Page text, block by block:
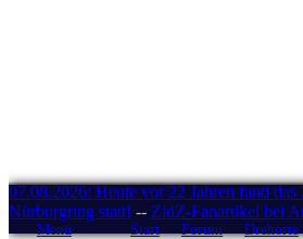
07.08.2026: Heute vor 22 Jahren fand
Nürburgring statt! -- ZidZ-Fanartikel bei
Menü Start Forum Drehorte